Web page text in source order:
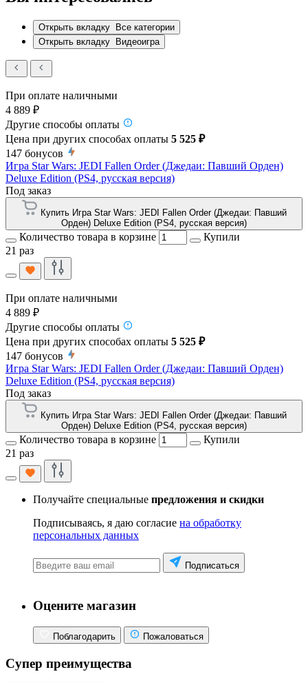
Открыть вкладку
Все категории
Открыть вкладку
Видеоигра
При оплате наличными
4 889 ₽
Другие способы оплаты
Цена при других способах оплаты 5 525 ₽
147 бонусов
Игра Star Wars: JEDI Fallen Order (Джедаи: Павший Орден)
Deluxe Edition (PS4, русская версия)
Под заказ
Купить Игра Star Wars: JEDI Fallen Order (Джедаи: Павший
Орден) Deluxe Edition (PS4, русская версия)
Количество товара в корзине
Купили
21 раз
При оплате наличными
4 889 ₽
Другие способы оплаты
Цена при других способах оплаты 5 525 ₽
147 бонусов
Игра Star Wars: JEDI Fallen Order (Джедаи: Павший Орден)
Deluxe Edition (PS4, русская версия)
Под заказ
Купить Игра Star Wars: JEDI Fallen Order (Джедаи: Павший
Орден) Deluxe Edition (PS4, русская версия)
Количество товара в корзине
Купили
21 раз
Получайте специальные предложения и скидки
Подписываясь, я даю согласие на обработку
персональных данных
Подписаться
Оцените магазин
Поблагодарить Пожаловаться
Супер преимущества